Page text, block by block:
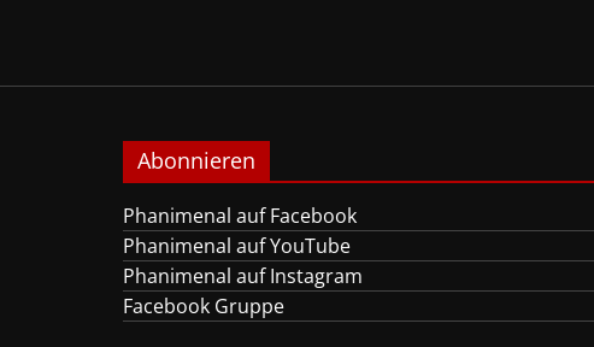
Abonnieren
Phanimenal auf Facebook
Phanimenal auf YouTube
Phanimenal auf Instagram
Facebook Gruppe